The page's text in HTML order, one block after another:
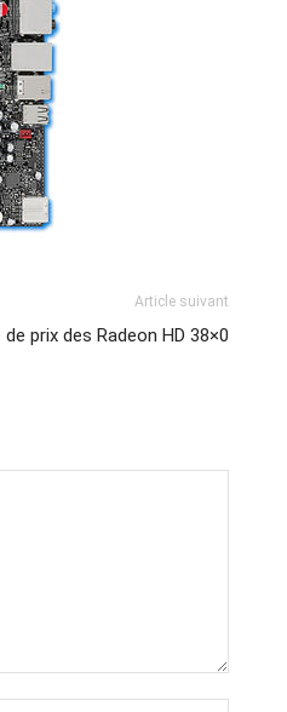
Article suivant
de prix des Radeon HD 38×0